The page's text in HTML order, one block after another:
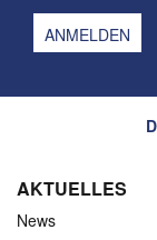
AKTUELLES
News